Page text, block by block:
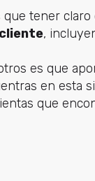
tener
,
es que
en esta
que